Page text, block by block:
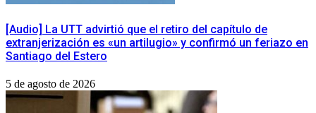
[Audio] La UTT advirtió que el retiro del capítulo de
extranjerización es «un artilugio» y confirmó un feriazo en
Santiago del Estero
5 de agosto de 2026